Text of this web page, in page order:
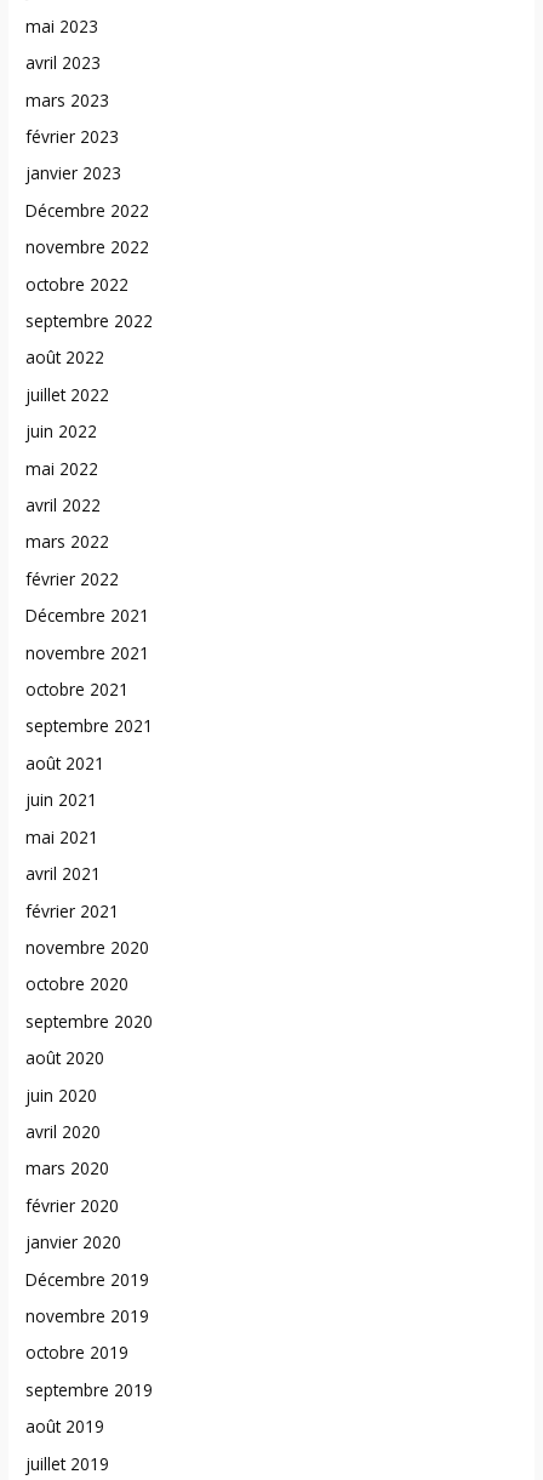
mai 2023
avril 2023
mars 2023
février 2023
janvier 2023
Décembre 2022
novembre 2022
octobre 2022
septembre 2022
août 2022
juillet 2022
juin 2022
mai 2022
avril 2022
mars 2022
février 2022
Décembre 2021
novembre 2021
octobre 2021
septembre 2021
août 2021
juin 2021
mai 2021
avril 2021
février 2021
novembre 2020
octobre 2020
septembre 2020
août 2020
juin 2020
avril 2020
mars 2020
février 2020
janvier 2020
Décembre 2019
novembre 2019
octobre 2019
septembre 2019
août 2019
juillet 2019